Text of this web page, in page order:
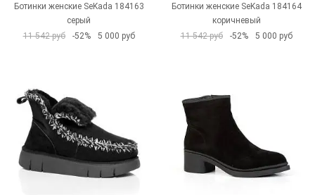
Ботинки женские SeKada 184163
серый
11 542 руб
-52% 5 000 руб
Ботинки женские SeKada 184164
коричневый
11 542 руб
-52% 5 000 руб